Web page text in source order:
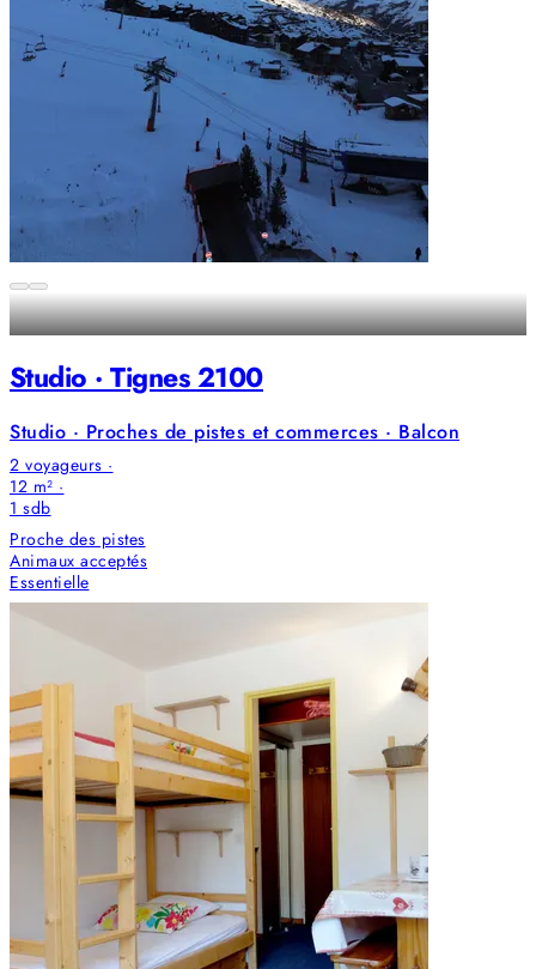
Studio · Tignes 2100
Studio · Proches de pistes et commerces · Balcon
2 voyageurs ·
12 m² ·
1sdb
Proche des pistes
Animaux acceptés
Essentielle